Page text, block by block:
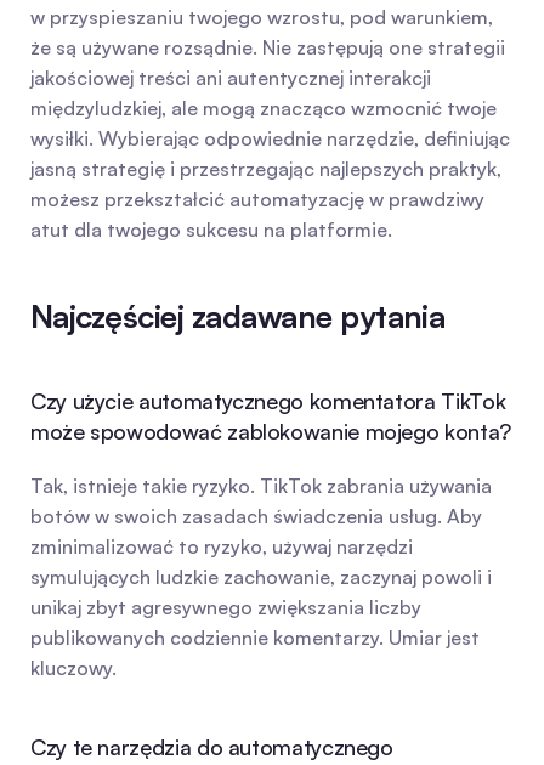
w przyspieszaniu twojego wzrostu, pod warunkiem,
że są używane rozsądnie. Nie zastępują one strategii
jakościowej treści ani autentycznej interakcji
międzyludzkiej, ale mogą znacząco wzmocnić twoje
wysiłki. Wybierając odpowiednie narzędzie, definiując
jasną strategię i przestrzegając najlepszych praktyk,
możesz przekształcić automatyzację w prawdziwy
atut dla twojego sukcesu na platformie.
Najczęściej zadawane pytania
Czy użycie automatycznego komentatora TikTok
może spowodować zablokowanie mojego konta?
Tak, istnieje takie ryzyko. TikTok zabrania używania
botów w swoich zasadach świadczenia usług. Aby
zminimalizować to ryzyko, używaj narzędzi
symulujących ludzkie zachowanie, zaczynaj powoli i
unikaj zbyt agresywnego zwiększania liczby
publikowanych codziennie komentarzy. Umiar jest
kluczowy.
Czy te narzędzia do automatycznego